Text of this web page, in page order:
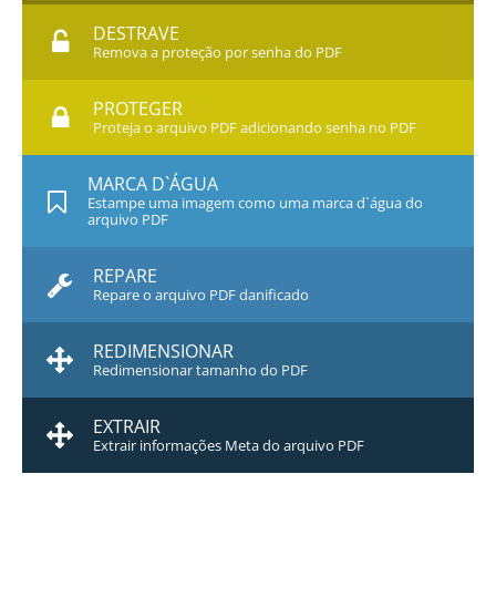
DESTRAVE
Remova a proteção por senha do PDF
PROTEGER
Proteja o arquivo PDF adicionando senha no PDF
MARCA D`ÁGUA
Estampe uma imagem como uma marca d`água do
arquivo PDF
REPARE
Repare o arquivo PDF danificado
REDIMENSIONAR
Redimensionar tamanho do PDF
EXTRAIR
Extrair informações Meta do arquivo PDF